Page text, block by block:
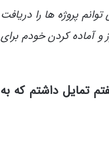
پروژه ها را دریافت
در یک روز و آماده کردن خودم برای
تمایل داشتم که به